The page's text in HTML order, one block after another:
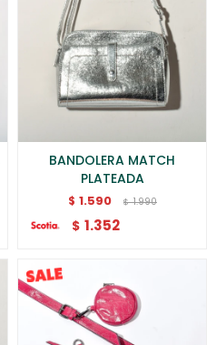
BANDOLERA MATCH
PLATEADA
$ 1.590 $ 1.990
$ 1.352